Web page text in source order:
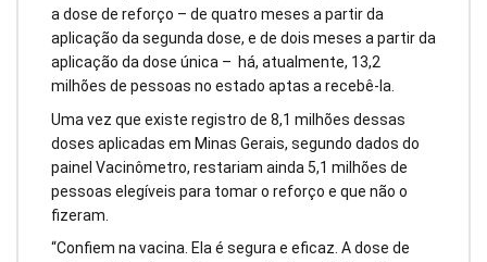
a dose de reforço – de quatro meses a partir da
aplicação da segunda dose, e de dois meses a partir da
aplicação da dose única – há, atualmente, 13,2
milhões de pessoas no estado aptas a recebê-la.
Uma vez que existe registro de 8,1 milhões dessas
doses aplicadas em Minas Gerais, segundo dados do
painel Vacinômetro, restariam ainda 5,1 milhões de
pessoas elegíveis para tomar o reforço e que não o
fizeram.
“Confiem na vacina. Ela é segura e eficaz. A dose de